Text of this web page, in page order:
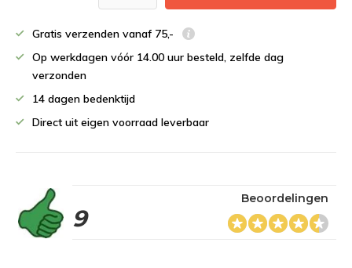
Gratis verzenden vanaf 75,-
Op werkdagen vóór 14.00 uur besteld, zelfde dag
verzonden
14 dagen bedenktijd
Direct uit eigen voorraad leverbaar
9
Beoordelingen